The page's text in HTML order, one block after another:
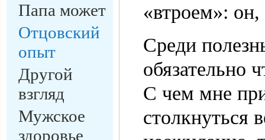
Папа может
Отцовский
опыт
Другой
взгляд
Мужское
здоровье
«втроем»:
Среди
обязательно
С чем мне
столкнуться